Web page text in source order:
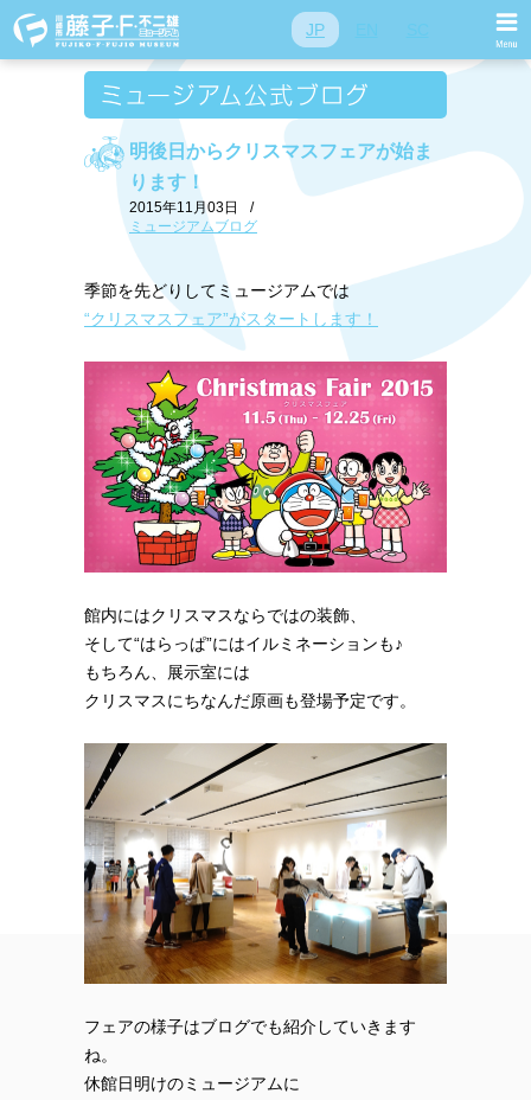
JP
明後日からクリスマスフェアが始ま
ります！
2015年11月03日
/
ミュージアムブログ
季節を先どりしてミュージアムでは
“クリスマスフェア”がスタートします！
館内にはクリスマスならではの装飾、
そして“はらっぱ”にはイルミネーションも♪
もちろん、展示室には
クリスマスにちなんだ原画も登場予定です。
フェアの様子はブログでも紹介していきます
ね。
休館日明けのミュージアムに